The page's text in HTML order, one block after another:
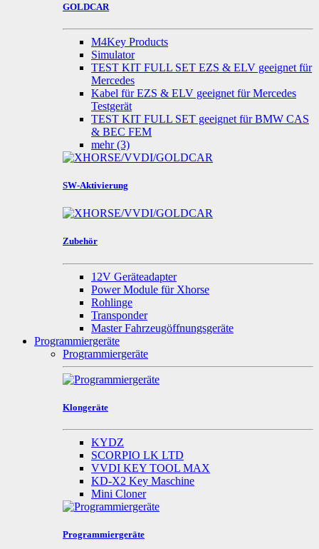
GOLDCAR
M4Key Products
Simulator
TEST KIT FULL SET EZS & ELV geeignet für
Mercedes
Kabel für EZS & ELV geeignet für Mercedes
Testgerät
TEST KIT FULL SET geeignet für BMW CAS
& BEC FEM
mehr(3)
SW-Aktivierung
Zubehör
12V Geräteadapter
Power Module für Xhorse
Rohlinge
Transponder
Master Fahrzeugöffnungsgeräte
Programmiergeräte
Programmiergeräte
Klongeräte
KYDZ
SCORPIO LK LTD
VVDI KEY TOOL MAX
KD-X2 Key Maschine
Mini Cloner
Programmiergeräte